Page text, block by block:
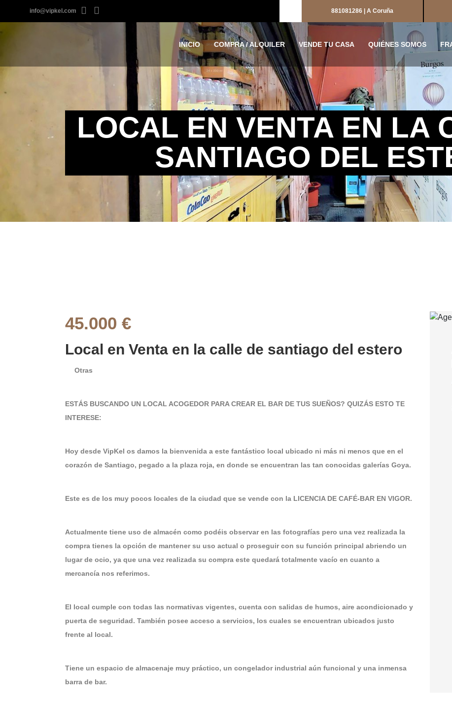
info@vipkel.com 881081286 | A Coruña
INICIO COMPRA / ALQUILER VENDE TU CASA QUIÉNES SOMOS
LOCAL EN VENTA EN LA
SANTIAGO DEL
45.000 €
Local en Venta en la calle de santiago del estero
Otras
ESTÁS BUSCANDO UN LOCAL ACOGEDOR PARA CREAR EL BAR DE TUS SUEÑOS? QUIZÁS ESTO TE
INTERESE:
Hoy desde VipKel os damos la bienvenida a este fantástico local ubicado ni más ni menos que en el
corazón de Santiago, pegado a la plaza roja, en donde se encuentran las tan conocidas galerías Goya.
Este es de los muy pocos locales de la ciudad que se vende con la LICENCIA DE CAFÉ-BAR EN VIGOR.
Actualmente tiene uso de almacén como podéis observar en las fotografías pero una vez realizada la
compra tienes la opción de mantener su uso actual o proseguir con su función principal abriendo un
lugar de ocio, ya que una vez realizada su compra este quedará totalmente vacío en cuanto a
mercancía nos referimos.
El local cumple con todas las normativas vigentes, cuenta con salidas de humos, aire acondicionado y
puerta de seguridad. También posee acceso a servicios, los cuales se encuentran ubicados justo
frente al local.
Tiene un espacio de almacenaje muy práctico, un congelador industrial aún funcional y una inmensa
barra de bar.